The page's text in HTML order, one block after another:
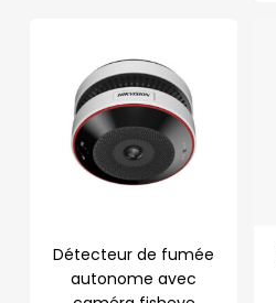
Détecteur de fumée
autonome avec